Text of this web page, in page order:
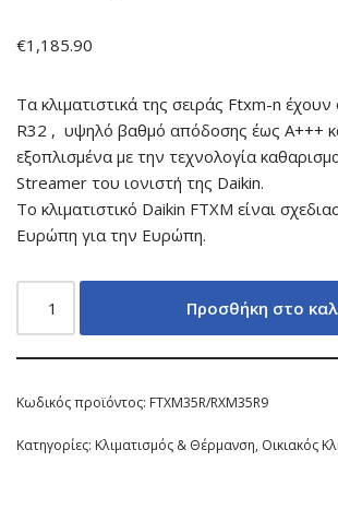
€1,185.90
Τα κλιματιστικά της σειράς Ftxm-n
R32 , υψηλό βαθμό απόδοσης έως Α+++
εξοπλισμένα με την τεχνολογία
Streamer του ιονιστή της Daikin.
Το κλιματιστικό Daikin FTXM είναι
Ευρώπη για την Ευρώπη.
Προσθήκη στο
Κωδικός προϊόντος: FTXM35R/RXM35R9
Κατηγορίες: Κλιματισμός & Θέρμανση, Οικιακός